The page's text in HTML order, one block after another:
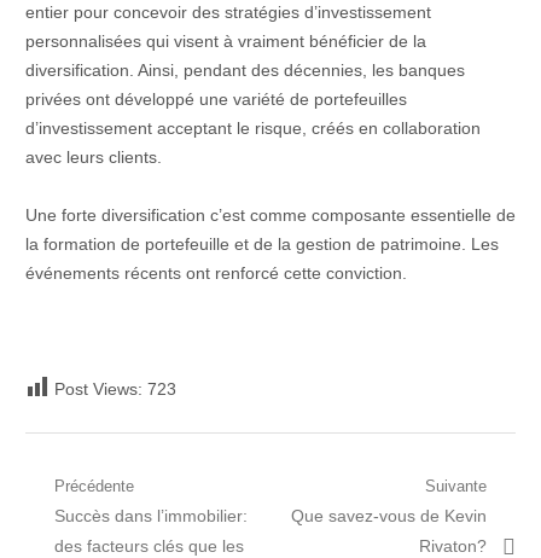
entier pour concevoir des stratégies d’investissement
personnalisées qui visent à vraiment bénéficier de la
diversification. Ainsi, pendant des décennies, les banques
privées ont développé une variété de portefeuilles
d’investissement acceptant le risque, créés en collaboration
avec leurs clients.
Une forte diversification c’est comme composante essentielle de
la formation de portefeuille et de la gestion de patrimoine. Les
événements récents ont renforcé cette conviction.
Post Views: 723
Navigation
Précédente
Post
précédent:
Succès dans l’immobilier:
des facteurs clés que les
Suivante
Prochain
Que savez-vous de Kevin
Rivaton?